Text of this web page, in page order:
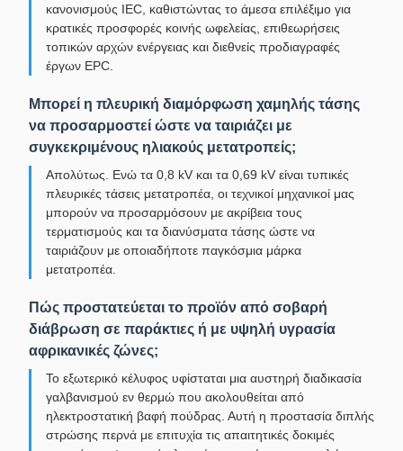
κανονισμούς IEC, καθιστώντας το άμεσα επιλέξιμο για
κρατικές προσφορές κοινής ωφελείας, επιθεωρήσεις
τοπικών αρχών ενέργειας και διεθνείς προδιαγραφές
έργων EPC.
Μπορεί η πλευρική διαμόρφωση χαμηλής τάσης
να προσαρμοστεί ώστε να ταιριάζει με
συγκεκριμένους ηλιακούς μετατροπείς;
Απολύτως. Ενώ τα 0,8 kV και τα 0,69 kV είναι τυπικές
πλευρικές τάσεις μετατροπέα, οι τεχνικοί μηχανικοί μας
μπορούν να προσαρμόσουν με ακρίβεια τους
τερματισμούς και τα διανύσματα τάσης ώστε να
ταιριάζουν με οποιαδήποτε παγκόσμια μάρκα
μετατροπέα.
Πώς προστατεύεται το προϊόν από σοβαρή
διάβρωση σε παράκτιες ή με υψηλή υγρασία
αφρικανικές ζώνες;
Το εξωτερικό κέλυφος υφίσταται μια αυστηρή διαδικασία
γαλβανισμού εν θερμώ που ακολουθείται από
ηλεκτροστατική βαφή πούδρας. Αυτή η προστασία διπλής
στρώσης περνά με επιτυχία τις απαιτητικές δοκιμές